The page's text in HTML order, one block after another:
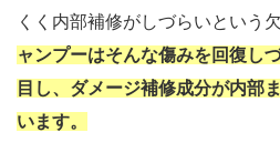
くく内部補修がしづらいという
ャンプーはそんな傷みを回復し
目し、ダメージ補修成分が内部
います。